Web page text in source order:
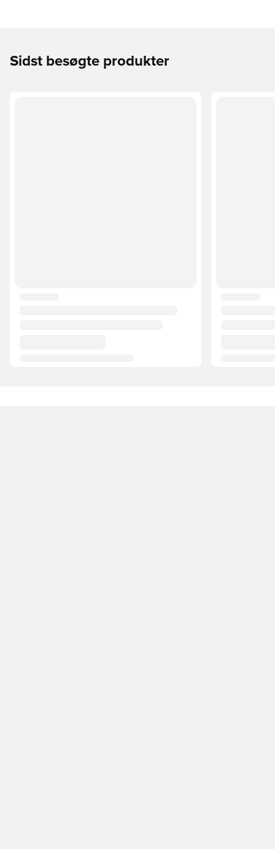
Sidst besøgte produkter